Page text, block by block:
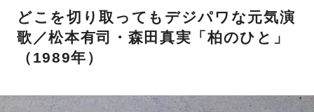
どこを切り取ってもデジパワな元気演
歌／松本有司・森田真実「柏のひと」
（1989年）